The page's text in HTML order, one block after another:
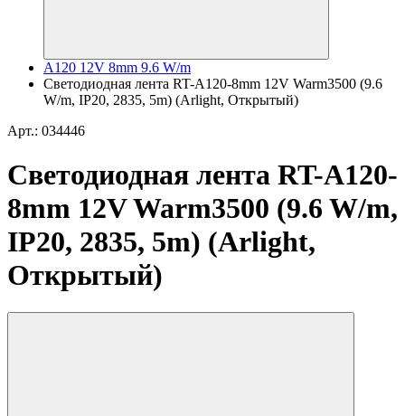
A120 12V 8mm 9.6 W/m
Светодиодная лента RT-A120-8mm 12V Warm3500 (9.6
W/m, IP20, 2835, 5m) (Arlight, Открытый)
Арт.: 034446
Светодиодная лента RT-A120-
8mm 12V Warm3500 (9.6 W/m,
IP20, 2835, 5m) (Arlight,
Открытый)